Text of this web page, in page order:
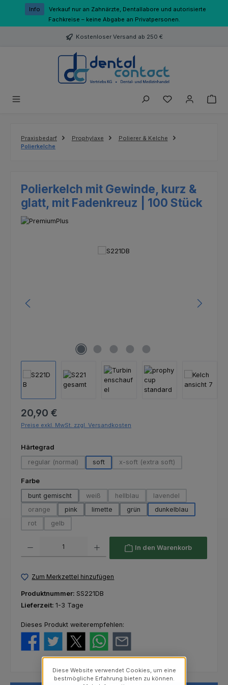
Zum Hauptinhalt springen
Info
Verkauf nur an Zahnärzte, Dentallabore und autorisierte
Fachkreise – keine Abgabe an Privatpersonen.
Kostenloser Versand ab 250 €
Du hast 0
Praxisbedarf Prophylaxe
Polierer & Kelche
Polierkelche
Polierkelch mit Gewinde, kurz &
glatt, mit Fadenkreuz | 100 Stück
Regulärer Preis:
20,90 €
Preise exkl. MwSt. zzgl. Versandkosten
Härtegrad
regular (normal)
(Diese Option ist zurzeit nicht verfügbar.)
soft x-soft (extra soft)
(Diese Option ist zurzeit
Farbeauswählen
bunt gemischt
weiß
(Diese Option ist zurzeit nicht verfügbar.)
hellblau
(Diese Option ist zurzeit nicht
lavendel
(Diese Option ist
orange
(Diese Option ist zurzeit nicht verfügbar.)
pink limette grün
dunkelblau
rot
(Diese Option ist zurzeit nicht verfügbar.)
gelb
(Diese Option ist zurzeit nicht verfügbar.)
In den Warenkorb
Zum Merkzettel hinzufügen
Produktnummer: SS221DB
Lieferzeit: 1-3 Tage
Dieses Produkt weiterempfehlen:
Diese Website verwendet Cookies, um eine
bestmögliche Erfahrung bieten zu können.